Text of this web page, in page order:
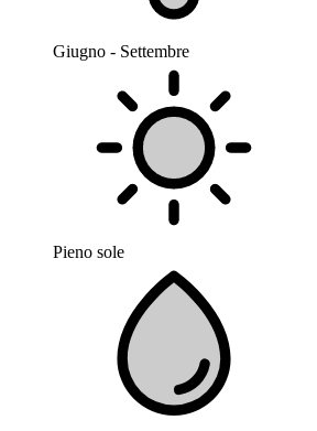
Giugno - Settembre
Pieno sole